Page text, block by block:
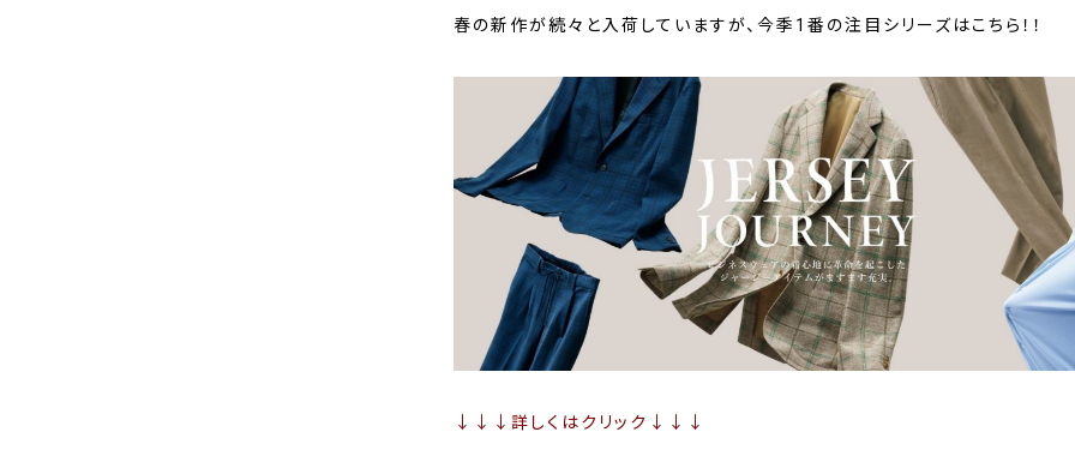
春の新作が続々と入荷していますが、今季1番の注目シリーズはこちら！！
↓↓↓詳しくはクリック↓↓↓